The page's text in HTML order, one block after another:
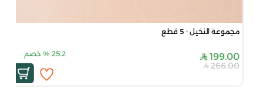
مجموعة النخيل - 5 قطع
199.00
25.2
% خصم
266.00